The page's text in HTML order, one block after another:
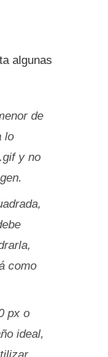
algunas
de
lo
y no
como
px o
ideal,